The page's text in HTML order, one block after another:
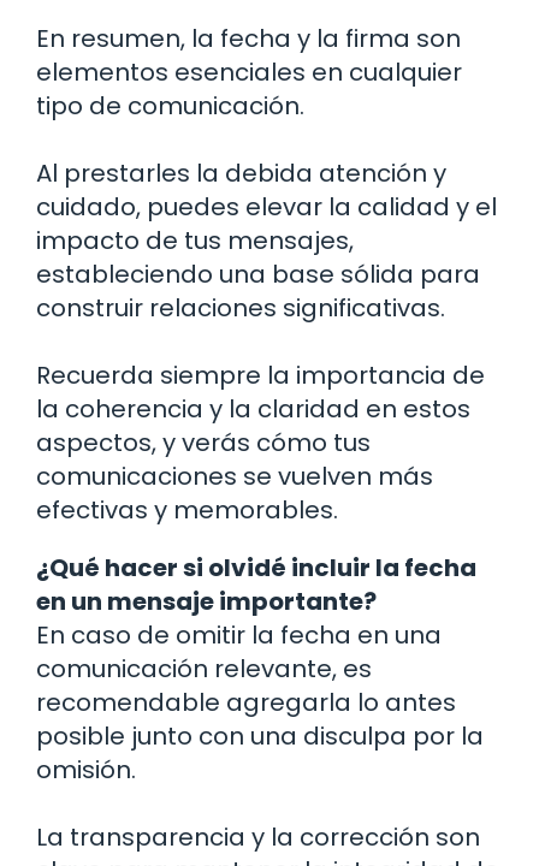
En resumen, la fecha y la firma son
elementos esenciales en cualquier
tipo de comunicación.
Al prestarles la debida atención y
cuidado, puedes elevar la calidad y el
impacto de tus mensajes,
estableciendo una base sólida para
construir relaciones significativas.
Recuerda siempre la importancia de
la coherencia y la claridad en estos
aspectos, y verás cómo tus
comunicaciones se vuelven más
efectivas y memorables.
¿Qué hacer si olvidé incluir la fecha
en un mensaje importante?
En caso de omitir la fecha en una
comunicación relevante, es
recomendable agregarla lo antes
posible junto con una disculpa por la
omisión.
La transparencia y la corrección son